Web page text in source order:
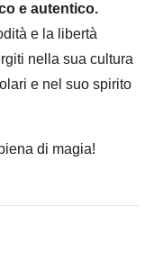
e autentico.
e la libertà
nella sua cultura
e nel suo spirito
di magia!